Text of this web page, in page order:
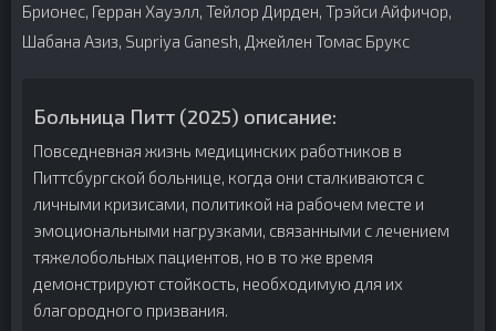
Брионес, Герран Хауэлл, Тейлор Дирден, Трэйси Айфичор,
Шабана Азиз, Supriya Ganesh, Джейлен Томас Брукс
Больница Питт (2025) описание:
Повседневная жизнь медицинских работников в
Питтсбургской больнице, когда они сталкиваются с
личными кризисами, политикой на рабочем месте и
эмоциональными нагрузками, связанными с лечением
тяжелобольных пациентов, но в то же время
демонстрируют стойкость, необходимую для их
благородного призвания.